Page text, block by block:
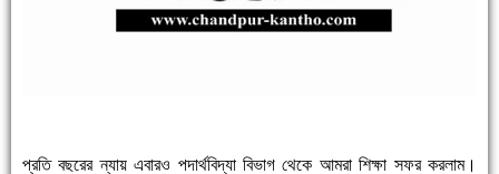
প্রতি বছরের ন্যায় এবারও পদার্থবিদ্যা বিভাগ থেকে আমরা শিক্ষা সফর করলাম।